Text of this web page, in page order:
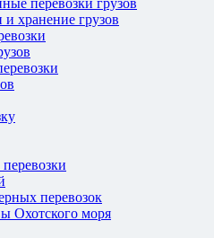
перевозки грузов
хранение грузов
перевозок
Охотского моря